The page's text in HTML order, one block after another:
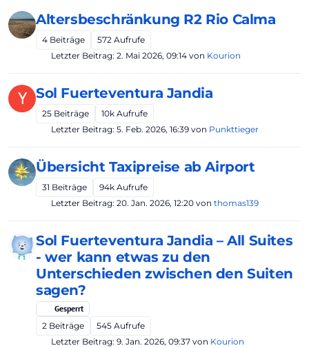
Altersbeschränkung R2 Rio Calma
4 Beiträge 572 Aufrufe
Letzter Beitrag: 2. Mai 2026, 09:14 von Kourion
Y Sol Fuerteventura Jandia
25 Beiträge 10k Aufrufe
Letzter Beitrag: 5. Feb. 2026, 16:39 von Punkttieger
Übersicht Taxipreise ab Airport
31 Beiträge 94k Aufrufe
Letzter Beitrag: 20. Jan. 2026, 12:20 von thomas139
Sol Fuerteventura Jandia – All Suites
- wer kann etwas zu den
Unterschieden zwischen den Suiten
sagen?
Gesperrt
2 Beiträge 545 Aufrufe
Letzter Beitrag: 9. Jan. 2026, 09:37 von Kourion